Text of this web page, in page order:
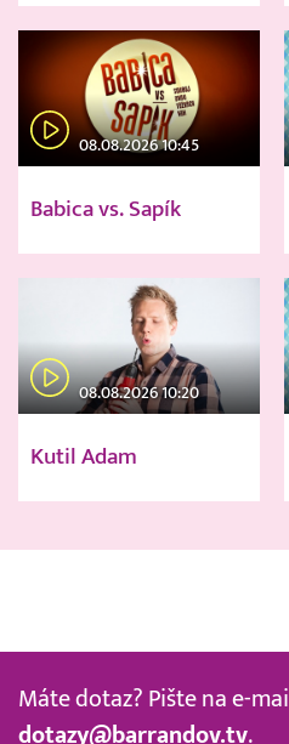
08.08.2026 10:45
Babica vs. Sapík
08.08.2026 10:20
Kutil Adam
Máte dotaz? Pište na e-mail
dotazy@barrandov.tv.